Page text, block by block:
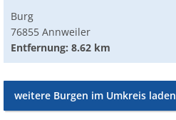
Burg
76855 Annweiler
Entfernung: 8.62 km
weitere Burgen im Umkreis laden